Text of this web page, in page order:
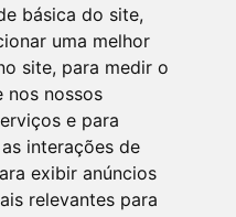
básica do site,
uma melhor
site, para medir o
nos nossos
e para
interações de
exibir anúncios
relevantes para